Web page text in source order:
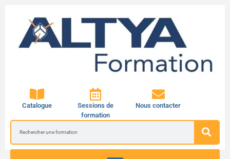
Catalogue
Sessions de
formation
Nous contacter